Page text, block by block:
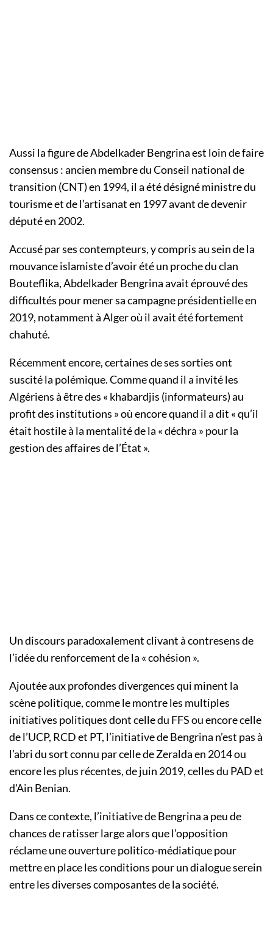
Aussi la figure de Abdelkader Bengrina est loin de faire
consensus : ancien membre du Conseil national de
transition (CNT) en 1994, il a été désigné ministre du
tourisme et de l’artisanat en 1997 avant de devenir
député en 2002.
Accusé par ses contempteurs, y compris au sein de la
mouvance islamiste d’avoir été un proche du clan
Bouteflika, Abdelkader Bengrina avait éprouvé des
difficultés pour mener sa campagne présidentielle en
2019, notamment à Alger où il avait été fortement
chahuté.
Récemment encore, certaines de ses sorties ont
suscité la polémique. Comme quand il a invité les
Algériens à être des « khabardjis (informateurs) au
profit des institutions » où encore quand il a dit « qu’il
était hostile à la mentalité de la « déchra » pour la
gestion des affaires de l’État ».
Un discours paradoxalement clivant à contresens de
l’idée du renforcement de la « cohésion ».
Ajoutée aux profondes divergences qui minent la
scène politique, comme le montre les multiples
initiatives politiques dont celle du FFS ou encore celle
de l’UCP, RCD et PT, l’initiative de Bengrina n’est pas à
l’abri du sort connu par celle de Zeralda en 2014 ou
encore les plus récentes, de juin 2019, celles du PAD et
d’Ain Benian.
Dans ce contexte, l’initiative de Bengrina a peu de
chances de ratisser large alors que l’opposition
réclame une ouverture politico-médiatique pour
mettre en place les conditions pour un dialogue serein
entre les diverses composantes de la société.